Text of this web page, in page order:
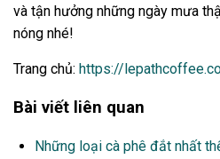
và tận hưởng những ngày mưa
nóng nhé!
Trang chủ: https://
Bài viết liên quan
Những loại cà phê đắt nhất